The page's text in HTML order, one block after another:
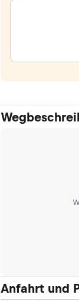
Anfahrt und